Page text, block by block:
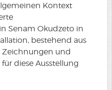
Kontext
Senam Okudzeto in
bestehend aus
Zeichnungen und
diese Ausstellung